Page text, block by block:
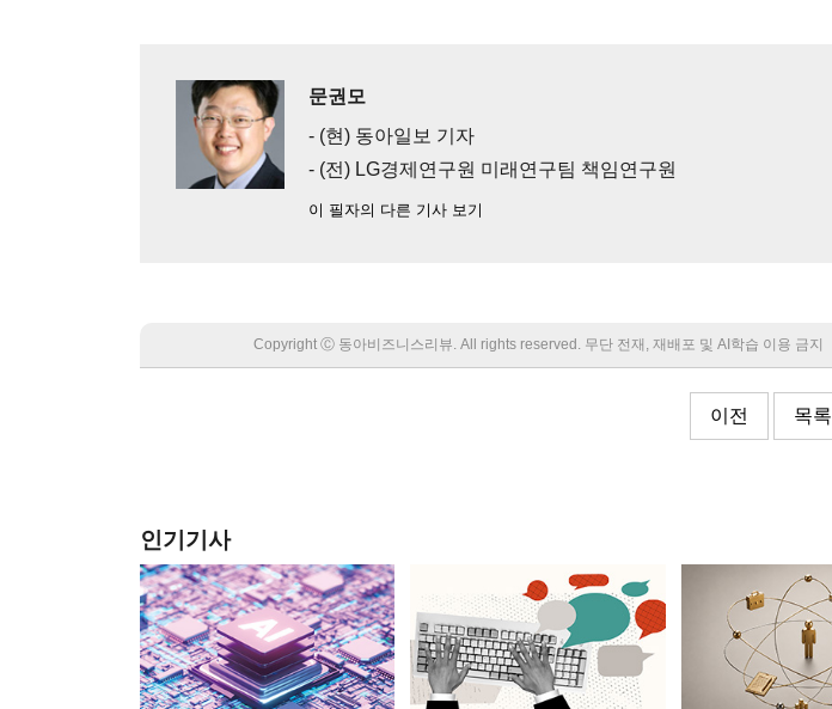
문권모
- (현) 동아일보 기자
- (전) LG경제연구원 미래연구팀 책임연구원
이 필자의 다른 기사 보기
Copyright Ⓒ 동아비즈니스리뷰. All rights reserved. 무단 전재, 재배포 및 AI학습 이용 금지
이전 목록
인기기사